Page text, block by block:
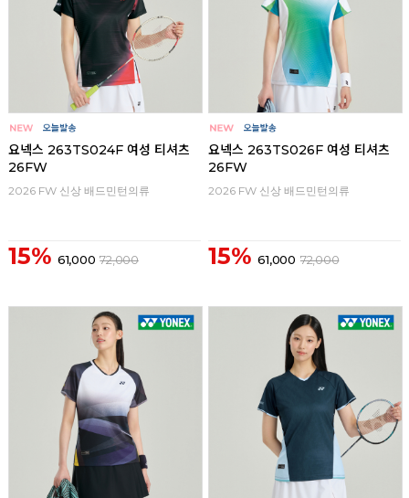
요넥스 263TS024F 여성 티셔츠
26FW
2026 FW 신상 배드민턴의류
15% 61,000 72,000
요넥스 263TS026F 여성 티셔츠
26FW
2026 FW 신상 배드민턴의류
15% 61,000 72,000